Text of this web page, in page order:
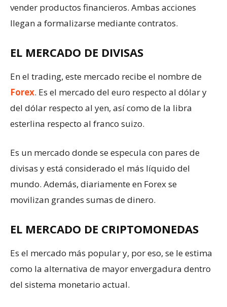
vender productos financieros. Ambas acciones
llegan a formalizarse mediante contratos.
EL MERCADO DE DIVISAS
En el trading, este mercado recibe el nombre de
Forex. Es el mercado del euro respecto al dólar y
del dólar respecto al yen, así como de la libra
esterlina respecto al franco suizo.
Es un mercado donde se especula con pares de
divisas y está considerado el más líquido del
mundo. Además, diariamente en Forex se
movilizan grandes sumas de dinero.
EL MERCADO DE CRIPTOMONEDAS
Es el mercado más popular y, por eso, se le estima
como la alternativa de mayor envergadura dentro
del sistema monetario actual.